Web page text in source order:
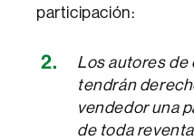
participación:
Los autores de
tendrán
vendedor una
de toda